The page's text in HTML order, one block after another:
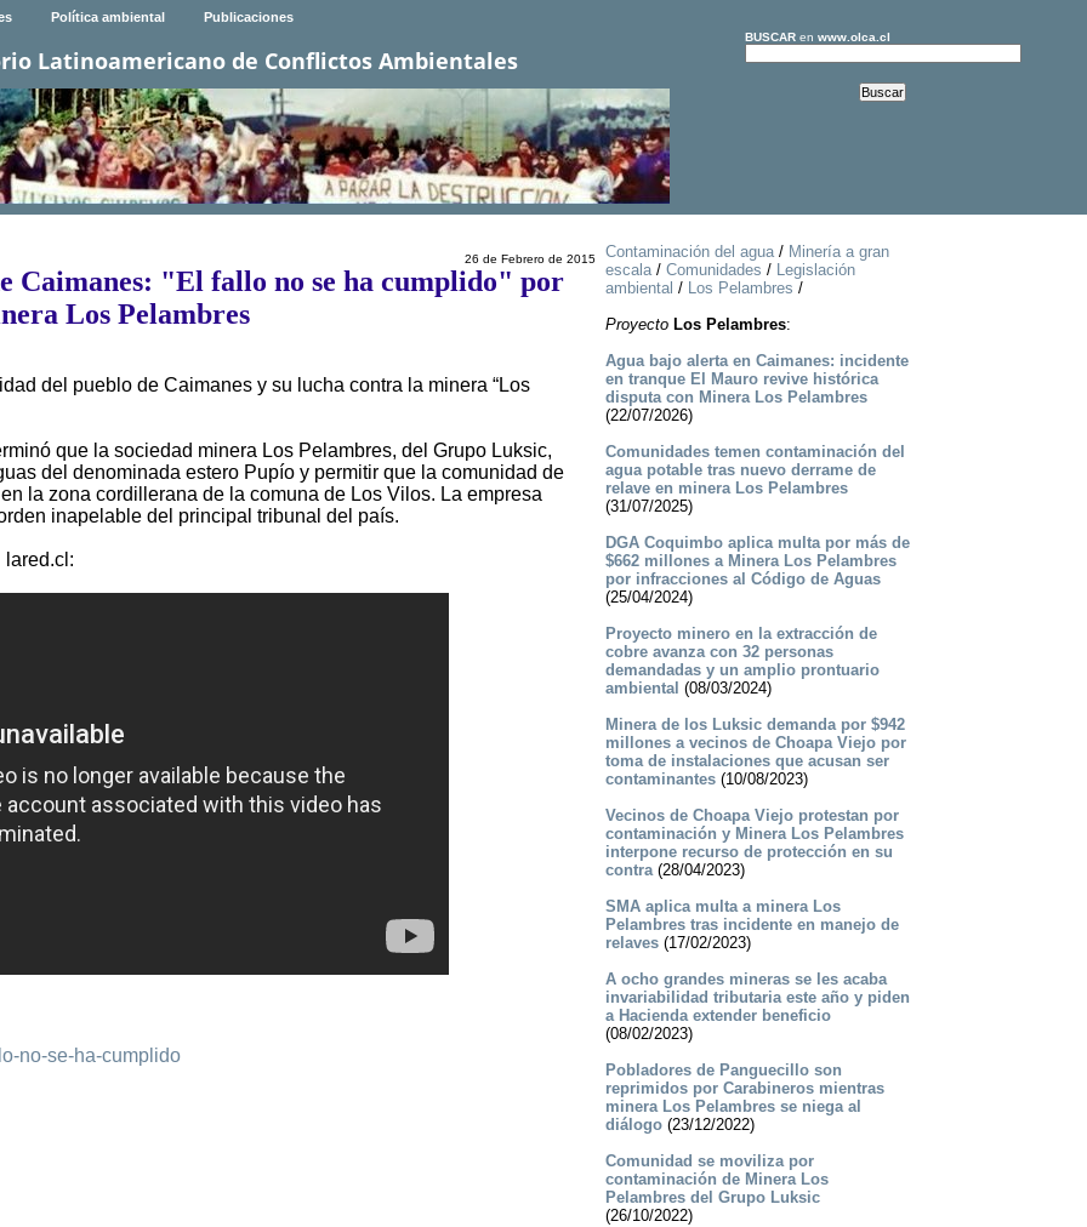
Política ambiental Publicaciones
Latinoamericano de Conflictos Ambientales
BUSCARen www.olca.cl
26 de Febrero de 2015
Caimanes: "El fallo no se ha cumplido" por
Los Pelambres
del pueblo de Caimanes y su lucha contra la minera “Los
que la sociedad minera Los Pelambres, del Grupo Luksic,
del denominada estero Pupío y permitir que la comunidad de
la zona cordillerana de la comuna de Los Vilos. La empresa
inapelable del principal tribunal del país.
lared.cl:
no-se-ha-cumplido
Contaminación del agua/ Minería a gran
escala/ Comunidades / Legislación
ambiental / Los Pelambres /
Proyecto Los Pelambres:
Agua bajo alerta en Caimanes: incidente
en tranque El Mauro revive histórica
disputa con Minera Los Pelambres
(22/07/2026)
Comunidades temen contaminación del
agua potable tras nuevo derrame de
relave en minera Los Pelambres
(31/07/2025)
DGA Coquimbo aplica multa por más de
$662 millones a Minera Los Pelambres
por infracciones al Código de Aguas
(25/04/2024)
Proyecto minero en la extracción de
cobre avanza con 32 personas
demandadas y un amplio prontuario
ambiental (08/03/2024)
Minera de los Luksic demanda por $942
millones a vecinos de Choapa Viejo por
toma de instalaciones que acusan ser
contaminantes(10/08/2023)
Vecinos de Choapa Viejo protestan por
contaminación y Minera Los Pelambres
interpone recurso de protección en su
contra(28/04/2023)
SMA aplica multa a minera Los
Pelambres tras incidente en manejo de
relaves(17/02/2023)
A ocho grandes mineras se les acaba
invariabilidad tributaria este año y piden
a Hacienda extender beneficio
(08/02/2023)
Pobladores de Panguecillo son
reprimidos por Carabineros mientras
minera Los Pelambres se niega al
diálogo(23/12/2022)
Comunidad se moviliza por
contaminación de Minera Los
Pelambres del Grupo Luksic
(26/10/2022)